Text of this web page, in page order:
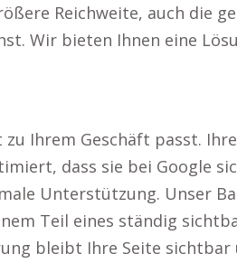
Reichweite, auch die
Wir bieten Ihnen eine
Ihrem Geschäft passt. Ihre
dass sie bei Google
Unterstützung. Unser
Teil eines ständig
bleibt Ihre Seite sichtbar